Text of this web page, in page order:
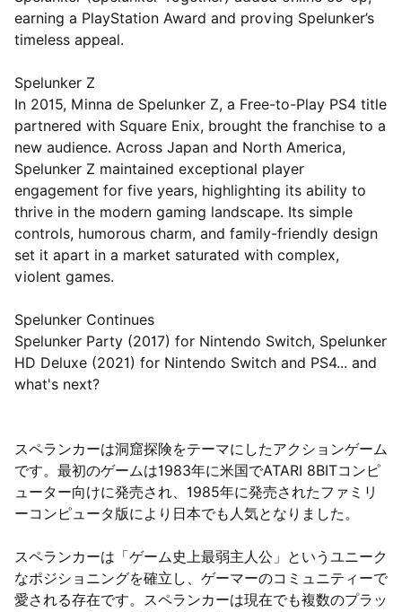
earning a PlayStation Award and proving Spelunker’s
timeless appeal.
Spelunker Z
In 2015, Minna de Spelunker Z, a Free-to-Play PS4 title
partnered with Square Enix, brought the franchise to a
new audience. Across Japan and North America,
Spelunker Z maintained exceptional player
engagement for five years, highlighting its ability to
thrive in the modern gaming landscape. Its simple
controls, humorous charm, and family-friendly design
set it apart in a market saturated with complex,
violent games.
Spelunker Continues
Spelunker Party (2017) for Nintendo Switch, Spelunker
HD Deluxe (2021) for Nintendo Switch and PS4... and
what's next?
スペランカーは洞窟探険をテーマにしたアクションゲーム
です。最初のゲームは1983年に米国でATARI 8BITコンピ
ューター向けに発売され、1985年に発売されたファミリ
ーコンピュータ版により日本でも人気となりました。
スペランカーは「ゲーム史上最弱主人公」というユニーク
なポジショニングを確立し、ゲーマーのコミュニティーで
愛される存在です。スペランカーは現在でも複数のプラッ